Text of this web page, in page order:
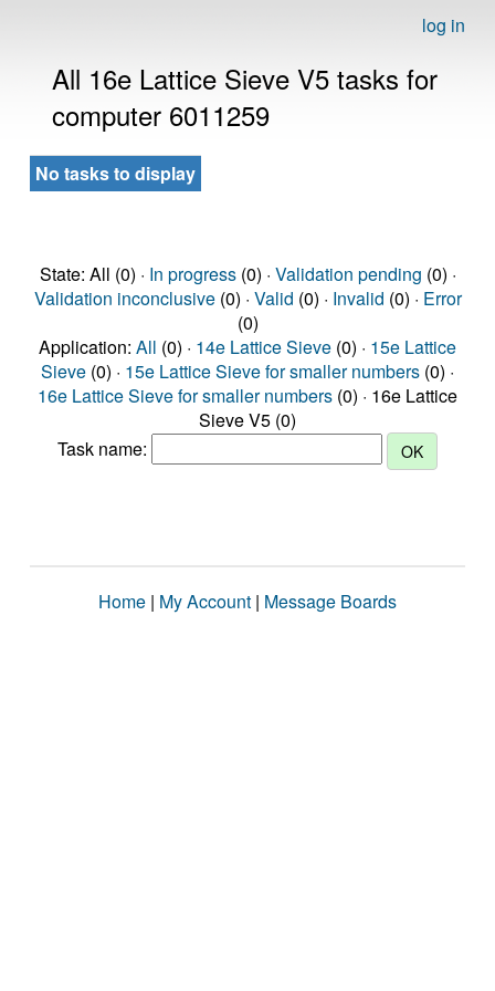
log in
All 16e Lattice Sieve V5 tasks for
computer 6011259
No tasks to display
State: All (0) · In progress(0) · Validation pending (0) ·
Validation inconclusive(0) · Valid (0) · Invalid (0) · Error
(0)
Application: All (0) · 14e Lattice Sieve (0) · 15e Lattice
Sieve (0) · 15e Lattice Sieve for smaller numbers (0) ·
16e Lattice Sieve for smaller numbers (0) · 16e Lattice
Sieve V5 (0)
Task name:
Home | My Account | Message Boards